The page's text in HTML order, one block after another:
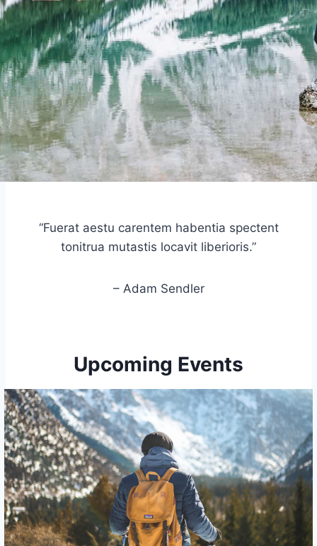
“Fuerat aestu carentem habentia spectent
tonitrua mutastis locavit liberioris.”
– Adam Sendler
Upcoming Events